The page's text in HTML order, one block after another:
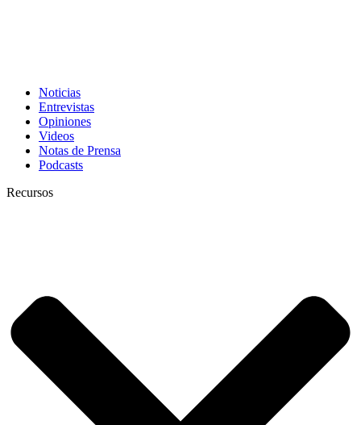
Noticias
Entrevistas
Opiniones
Videos
Notas de Prensa
Podcasts
Recursos